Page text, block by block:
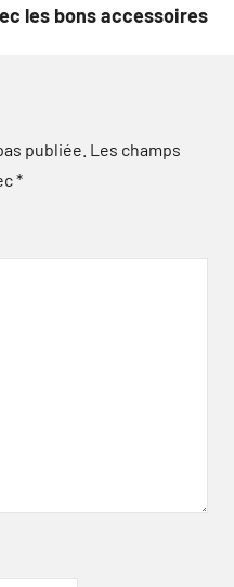
les bons accessoires
publiée. Les champs
*